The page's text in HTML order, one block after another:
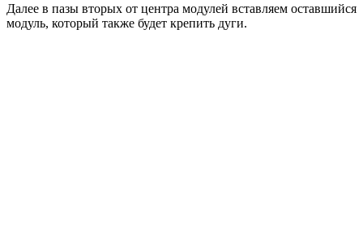
Далее в пазы вторых от центра модулей вставляем оставшийся
модуль, который также будет крепить дуги.